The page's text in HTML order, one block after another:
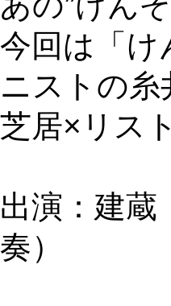
今回は「け
ニストの糸
芝居×リス
出演： 建蔵
奏）